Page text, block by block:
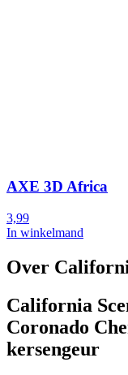
AXE 3D Africa
3,99
In winkelmand
Over
California
Coronado
kersengeur